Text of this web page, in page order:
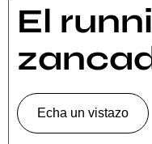
El
Echa un vistazo